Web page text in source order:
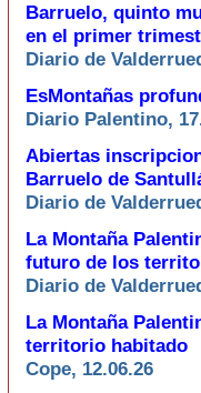
Barruelo, quinto
en el primer
Diario de
EsMontañas
Diario Palentino,
Abiertas
Barruelo de
Diario de
La Montaña
futuro de los
Diario de
La Montaña
territorio habitado
Cope, 12.06.26